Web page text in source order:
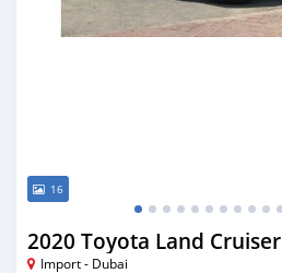
16
2020 Toyota Land Cruiser
Import - Dubai